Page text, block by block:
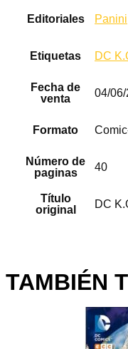
Editoriales Panini
Etiquetas DC
Fecha de
venta
04/
Formato
Número de
paginas
40
Título
original
DC
TAMBIÉN